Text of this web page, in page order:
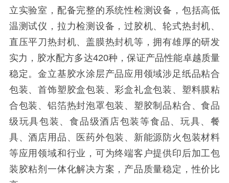
立实验室，配备完整的系统性检测设备，包括高低
温测试仪，拉力检测设备，过胶机、轮式热封机、
直压平刀热封机、盖膜热封机等，拥有雄厚的研发
实力，胶水配方多达420种，保证产品性能卓越质量
稳定。金立基胶水涂层产品应用领域涉足纸品粘合
包装、首饰塑胶盒包装、彩盒礼盒包装、塑料膜粘
合包装、铝箔热封泡罩包装、塑胶制品粘合、食品
级玩具包装、食品级酒店包装等食品、玩具、餐
具、酒店用品、医药外包装、新能源防火包装材料
等应用领域和行业，可为终端客户提供印后加工包
装胶粘剂一体化解决方案，产品质量稳定，性价比